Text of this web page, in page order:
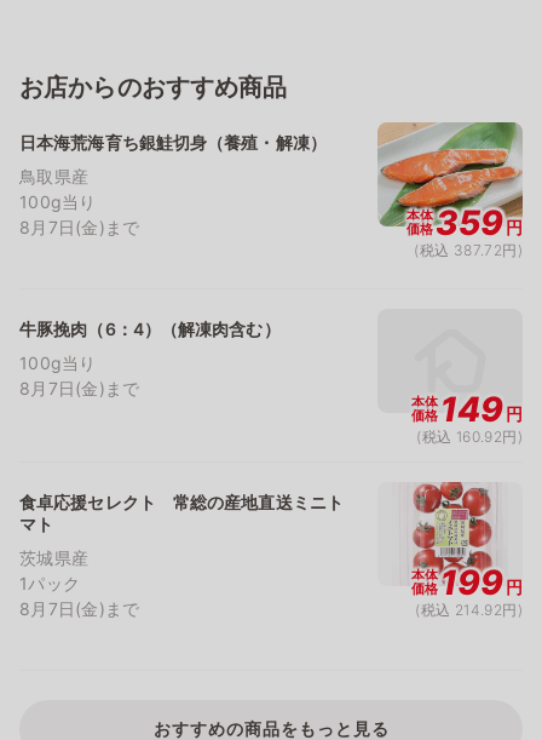
お店からのおすすめ商品
日本海荒海育ち銀鮭切身（養殖・解凍）
鳥取県産
100g当り
8月7日(金)まで
本体
価格359円
(税込 387.72円)
牛豚挽肉（6：4）（解凍肉含む）
100g当り
8月7日(金)まで
本体
価格 149円
(税込 160.92円)
食卓応援セレクト 常総の産地直送ミニト
マト
茨城県産
1パック
8月7日(金)まで
本体
価格199円
(税込 214.92円)
おすすめの商品をもっと見る